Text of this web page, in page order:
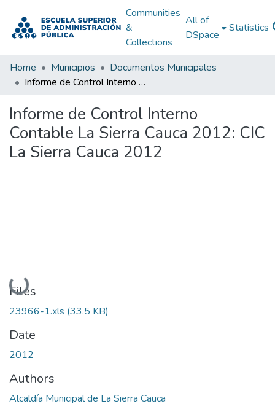
Communities
&
Collections
All of
DSpace
Statistics
Home Municipios
Documentos Municipales
Informe de Control Interno Contable La Sierra Cauca 2012: CIC La Sierra Cauca 2012
Informe de Control Interno
Contable La Sierra Cauca 2012: CIC
La Sierra Cauca 2012
Loading...
Files
23966-1.xls (33.5 KB)
Date
2012
Authors
Alcaldía Municipal de La Sierra Cauca